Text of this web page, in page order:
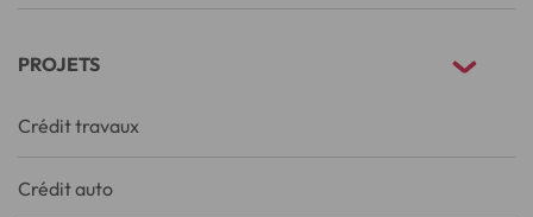
PROJETS
Crédit travaux
Crédit auto